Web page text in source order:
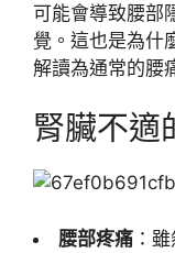
可能會導致腰部
覺。這也是為什
解讀為通常的腰
腎臟不適
腰部疼痛 ：